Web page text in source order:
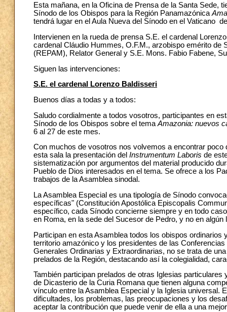
Esta mañana, en la Oficina de Prensa de la Santa Sede,
Sínodo de los Obispos para la Región Panamazónica
tendrá lugar en el Aula Nueva del Sínodo en el Vaticano
Intervienen en la rueda de prensa S.E. el cardenal
cardenal Cláudio Hummes, O.F.M., arzobispo emérito
(REPAM), Relator General y S.E. Mons. Fabio Fabene,
Siguen las intervenciones:
S.E. el cardenal Lorenzo Baldisseri
Buenos días a todas y a todos:
Saludo cordialmente a todos vosotros, participantes en
Sínodo de los Obispos sobre el tema Amazonia: nuevos
6 al 27 de este mes.
Con muchos de vosotros nos volvemos a encontrar
esta sala la presentación del Instrumentum Laboris de
sistematización por argumentos del material producido
Pueblo de Dios interesados en el tema. Se ofrece a los
trabajos de la Asamblea sinodal.
La Asamblea Especial es una tipología de Sínodo
específicas" (Constitución Apostólica Episcopalis
específico, cada Sínodo concierne siempre y en todo
en Roma, en la sede del Sucesor de Pedro, y no en
Participan en esta Asamblea todos los obispos
territorio amazónico y los presidentes de las
Generales Ordinarias y Extraordinarias, no se trata de
prelados de la Región, destacando así la colegialidad,
También participan prelados de otras Iglesias
de Dicasterio de la Curia Romana que tienen alguna
vínculo entre la Asamblea Especial y la Iglesia universal.
dificultades, los problemas, las preocupaciones y los
aceptar la contribución que puede venir de ella a una